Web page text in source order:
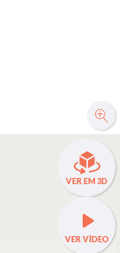
VER EM 3D
VER VÍDEO
Spirit